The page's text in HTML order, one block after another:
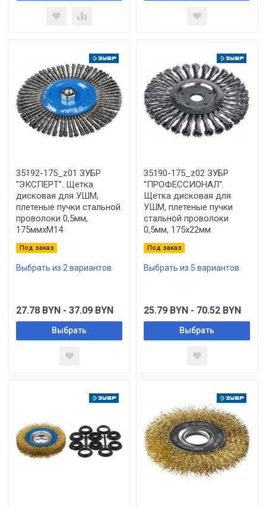
35192-175_z01 ЗУБР
''ЭКСПЕРТ''. Щетка
дисковая для УШМ,
плетеные пучки стальной
проволоки 0,5мм,
175ммхМ14
Под заказ
Выбрать из 2 вариантов
27.78 BYN - 37.09 BYN
Выбрать
35190-175_z02 ЗУБР
''ПРОФЕССИОНАЛ''.
Щетка дисковая для
УШМ, плетеные пучки
стальной проволоки
0,5мм, 175х22мм
Под заказ
Выбрать из 5 вариантов
25.79 BYN - 70.52 BYN
Выбрать